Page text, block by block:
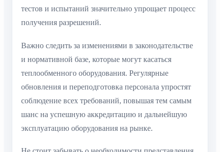
тестов и испытаний значительно упрощает процесс
получения разрешений.
Важно следить за изменениями в законодательстве
и нормативной базе, которые могут касаться
теплообменного оборудования. Регулярные
обновления и переподготовка персонала упростят
соблюдение всех требований, повышая тем самым
шанс на успешную аккредитацию и дальнейшую
эксплуатацию оборудования на рынке.